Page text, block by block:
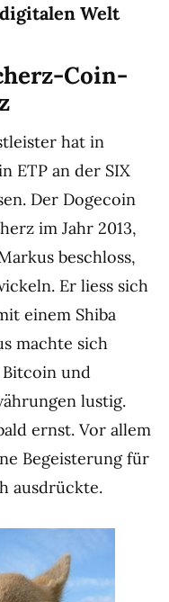
Welt
Coin-
hat in
ETP an der SIX
Der Dogecoin
im Jahr 2013,
beschloss,
Er liess sich
einem Shiba
machte sich
und
lustig.
ernst. Vor allem
Begeisterung für
ausdrückte.